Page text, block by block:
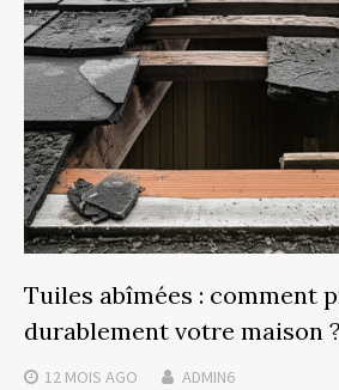
Tuiles abîmées : comment
durablement votre maison ?
12 MOIS AGO ADMIN6